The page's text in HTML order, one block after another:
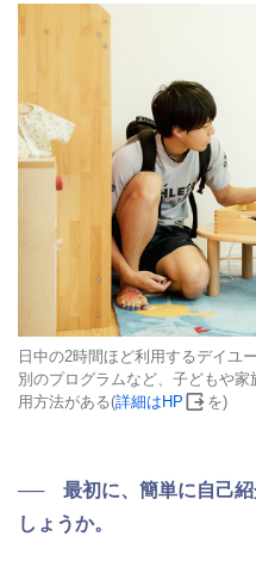
日中の2時間ほど利用するデイユ
別のプログラムなど、子どもや
用方法がある(詳細はHP を)
── 最初に、簡単に自己紹
しょうか。